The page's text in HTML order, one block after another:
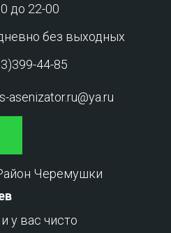
до 22-00
без выходных
44-85
asenizator.ru@ya.ru
Черемушки
и у вас чисто